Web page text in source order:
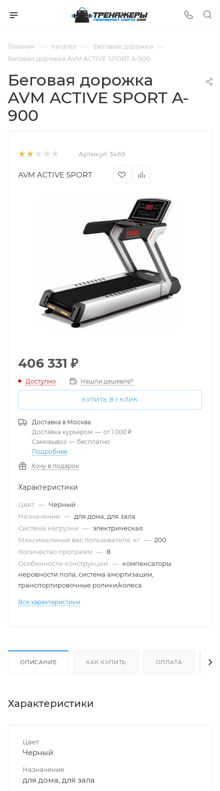
Главная — Каталог — Беговые дорожки —
Беговая дорожка AVM ACTIVE SPORT A-900
Беговая дорожка
AVM ACTIVE SPORT A-
900
Артикул: 3469
AVM ACTIVE SPORT
406 331 ₽
Доступно Нашли дешевле?
КУПИТЬ В 1 КЛИК
Доставка в Москва
Доставка курьером — от 1 000 ₽
Самовывоз — бесплатно
Подробнее
Хочу в подарок
Характеристики
Цвет — Черный
Назначение — для дома, для зала
Система нагрузки — электрическая
Максимальный вес пользователя, кг — 200
Количество программ — 8
Особенности конструкции — компенсаторы
неровности пола, система амортизации,
транспортировочные ролики/колеса
Все характеристики
ОПИСАНИЕ КАК КУПИТЬ ОПЛАТА
Характеристики
Цвет
Черный
Назначение
для дома, для зала